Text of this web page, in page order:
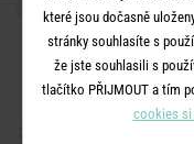
které jsou dočasně
stránky souhlasíte s
že jste souhlasili s
tlačítko PŘIJMOUT a tím
cookies si